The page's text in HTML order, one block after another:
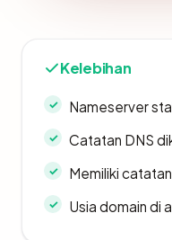
Kelebihan
Nameserver
Catatan DNS
Memiliki
Usia domain di